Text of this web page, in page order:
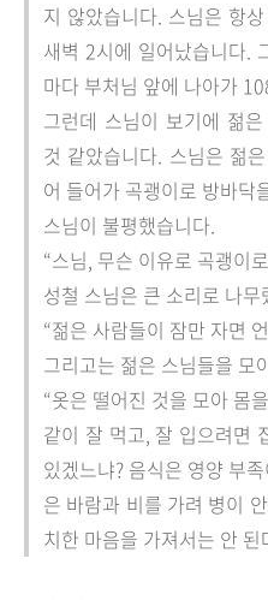
지 않았습니다. 스님은 항
새벽 2시에 일어났습니다.
마다 부처님 앞에 나아가
그런데 스님이 보기에 젊
것 같았습니다. 스님은 젊
어 들어가 곡괭이로 방바닥
스님이 불평했습니다.
“스님, 무슨 이유로 곡괭이
성철 스님은 큰 소리로 나무
“젊은 사람들이 잠만 자면
그리고는 젊은 스님들을 모
“옷은 떨어진 것을 모아 몸
같이 잘 먹고, 잘 입으려면
있겠느냐? 음식은 영양 부
은 바람과 비를 가려 병이
치한 마음을 가져서는 안 된